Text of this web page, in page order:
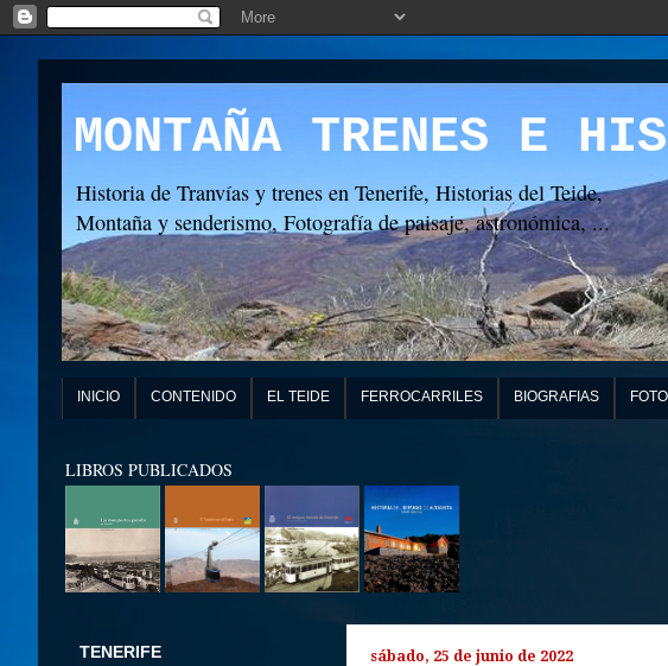
MONTAÑA TRENES E
Historia de Tranvías y trenes en Tenerife, Historias del Teide,
Montaña y senderismo, Fotografía de paisaje, astronómica, ...
INICIO CONTENIDO EL TEIDE FERROCARRILES BIOGRAFIAS
LIBROS PUBLICADOS
sábado, 25 de junio de 2022
TENERIFE